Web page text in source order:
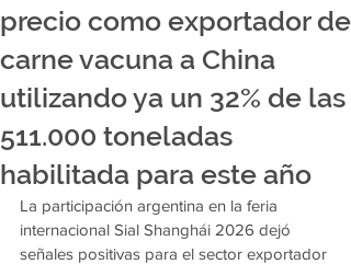
precio como exportador de
carne vacuna a China
utilizando ya un 32% de las
511.000 toneladas
habilitada para este año
La participación argentina en la feria
internacional Sial Shanghái 2026 dejó
señales positivas para el sector exportador